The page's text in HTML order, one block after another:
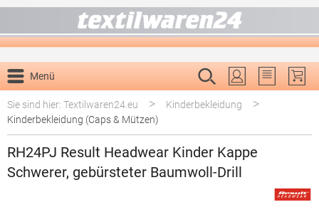
Menü
Du hast 0
Sie sind hier: Textilwaren24.eu
> Kinderbekleidung >
Kinderbekleidung (Caps & Mützen)
RH24PJ Result Headwear Kinder Kappe
Schwerer, gebürsteter Baumwoll-Drill